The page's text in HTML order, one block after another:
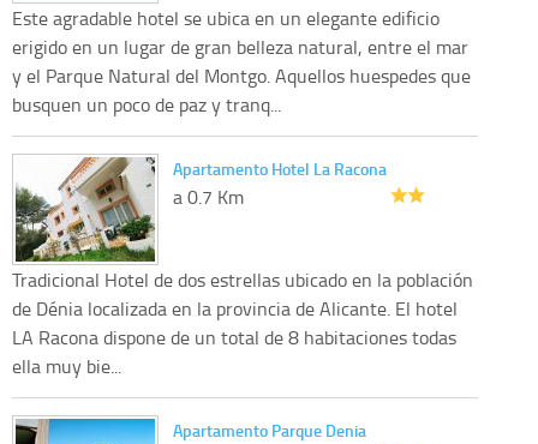
Este agradable hotel se ubica en un elegante edificio
erigido en un lugar de gran belleza natural, entre el mar
y el Parque Natural del Montgo. Aquellos huespedes que
busquen un poco de paz y tranq...
Apartamento Hotel La Racona
a 0.7 Km
Tradicional Hotel de dos estrellas ubicado en la población
de Dénia localizada en la provincia de Alicante. El hotel
LA Racona dispone de un total de 8 habitaciones todas
ella muy bie...
Apartamento Parque Denia